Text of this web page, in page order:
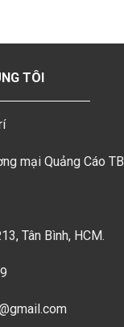
TÔI
mại Quảng Cáo TB
Tân Bình, HCM.